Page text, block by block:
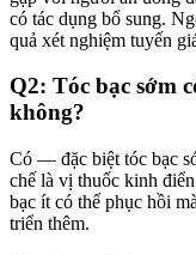
có tác dụng bổ sung.
quả xét nghiệm tuyến
Q2: Tóc bạc sớm
không?
Có — đặc biệt tóc bạc
chế là vị thuốc kinh
bạc ít có thể phục hồi
triển thêm.